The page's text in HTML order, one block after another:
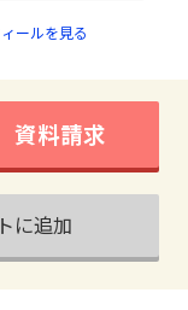
ールを見る
資料請求
に追加